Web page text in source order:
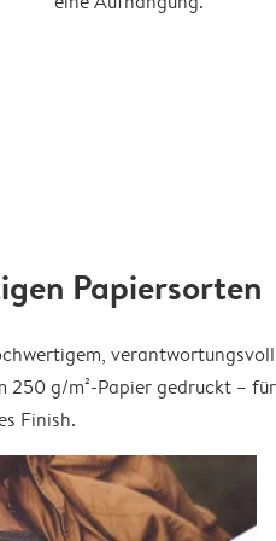
Papiersorten
verantwortungsvoll
250 g/m²-Papier gedruckt –
Finish.